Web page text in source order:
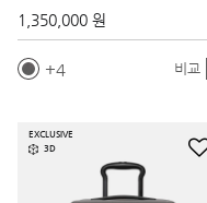
1,350,000 원
4 비교
EXCLUSIVE
3D